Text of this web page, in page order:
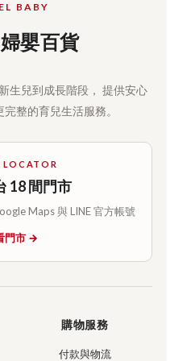
BABY
嬰百貨
生兒到成長階段， 提供安心
整的育兒生活服務。
LOCATOR
18 間門市
Maps 與 LINE 官方帳號
門市 →
購物服務
付款與物流